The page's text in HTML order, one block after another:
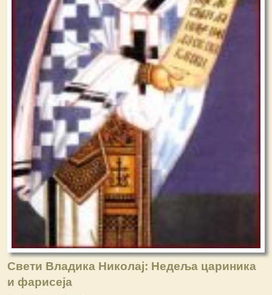
Свети Владика Николај: Недеља цариника
и фарисеја